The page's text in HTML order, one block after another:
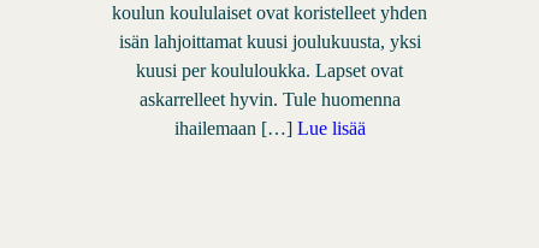
koulun koululaiset ovat koristelleet yhden
isän lahjoittamat kuusi joulukuusta, yksi
kuusi per koululoukka. Lapset ovat
askarrelleet hyvin. Tule huomenna
ihailemaan […] Lue lisää